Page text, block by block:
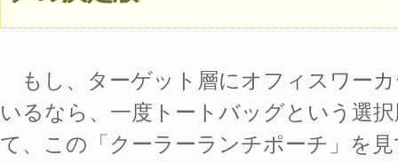
もし、ターゲット層にオフィスワー
いるなら、一度トートバッグという選
て、この「クーラーランチポーチ」を